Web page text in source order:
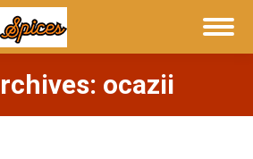
ocazii
You are here: